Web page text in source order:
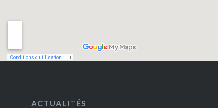
ACTUALITÉS